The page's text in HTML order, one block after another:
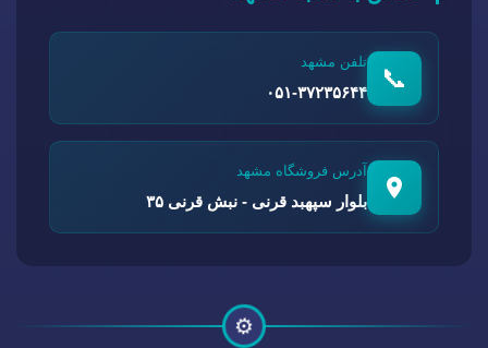
📞
تلفن مشهد
۰۵۱-۳۷۲۳۵۶۴۴
آدرس فروشگاه مشهد
بلوار سپهبد قرنی - نبش قرنی ۳۵
⚙️